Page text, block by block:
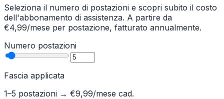
Seleziona il numero di postazioni e scopri subito il costo
dell'abbonamento di assistenza. A partire da
€4,99/mese per postazione, fatturato annualmente.
Numero postazioni
Fascia applicata
1–5 postazioni → €9,99/mese cad.